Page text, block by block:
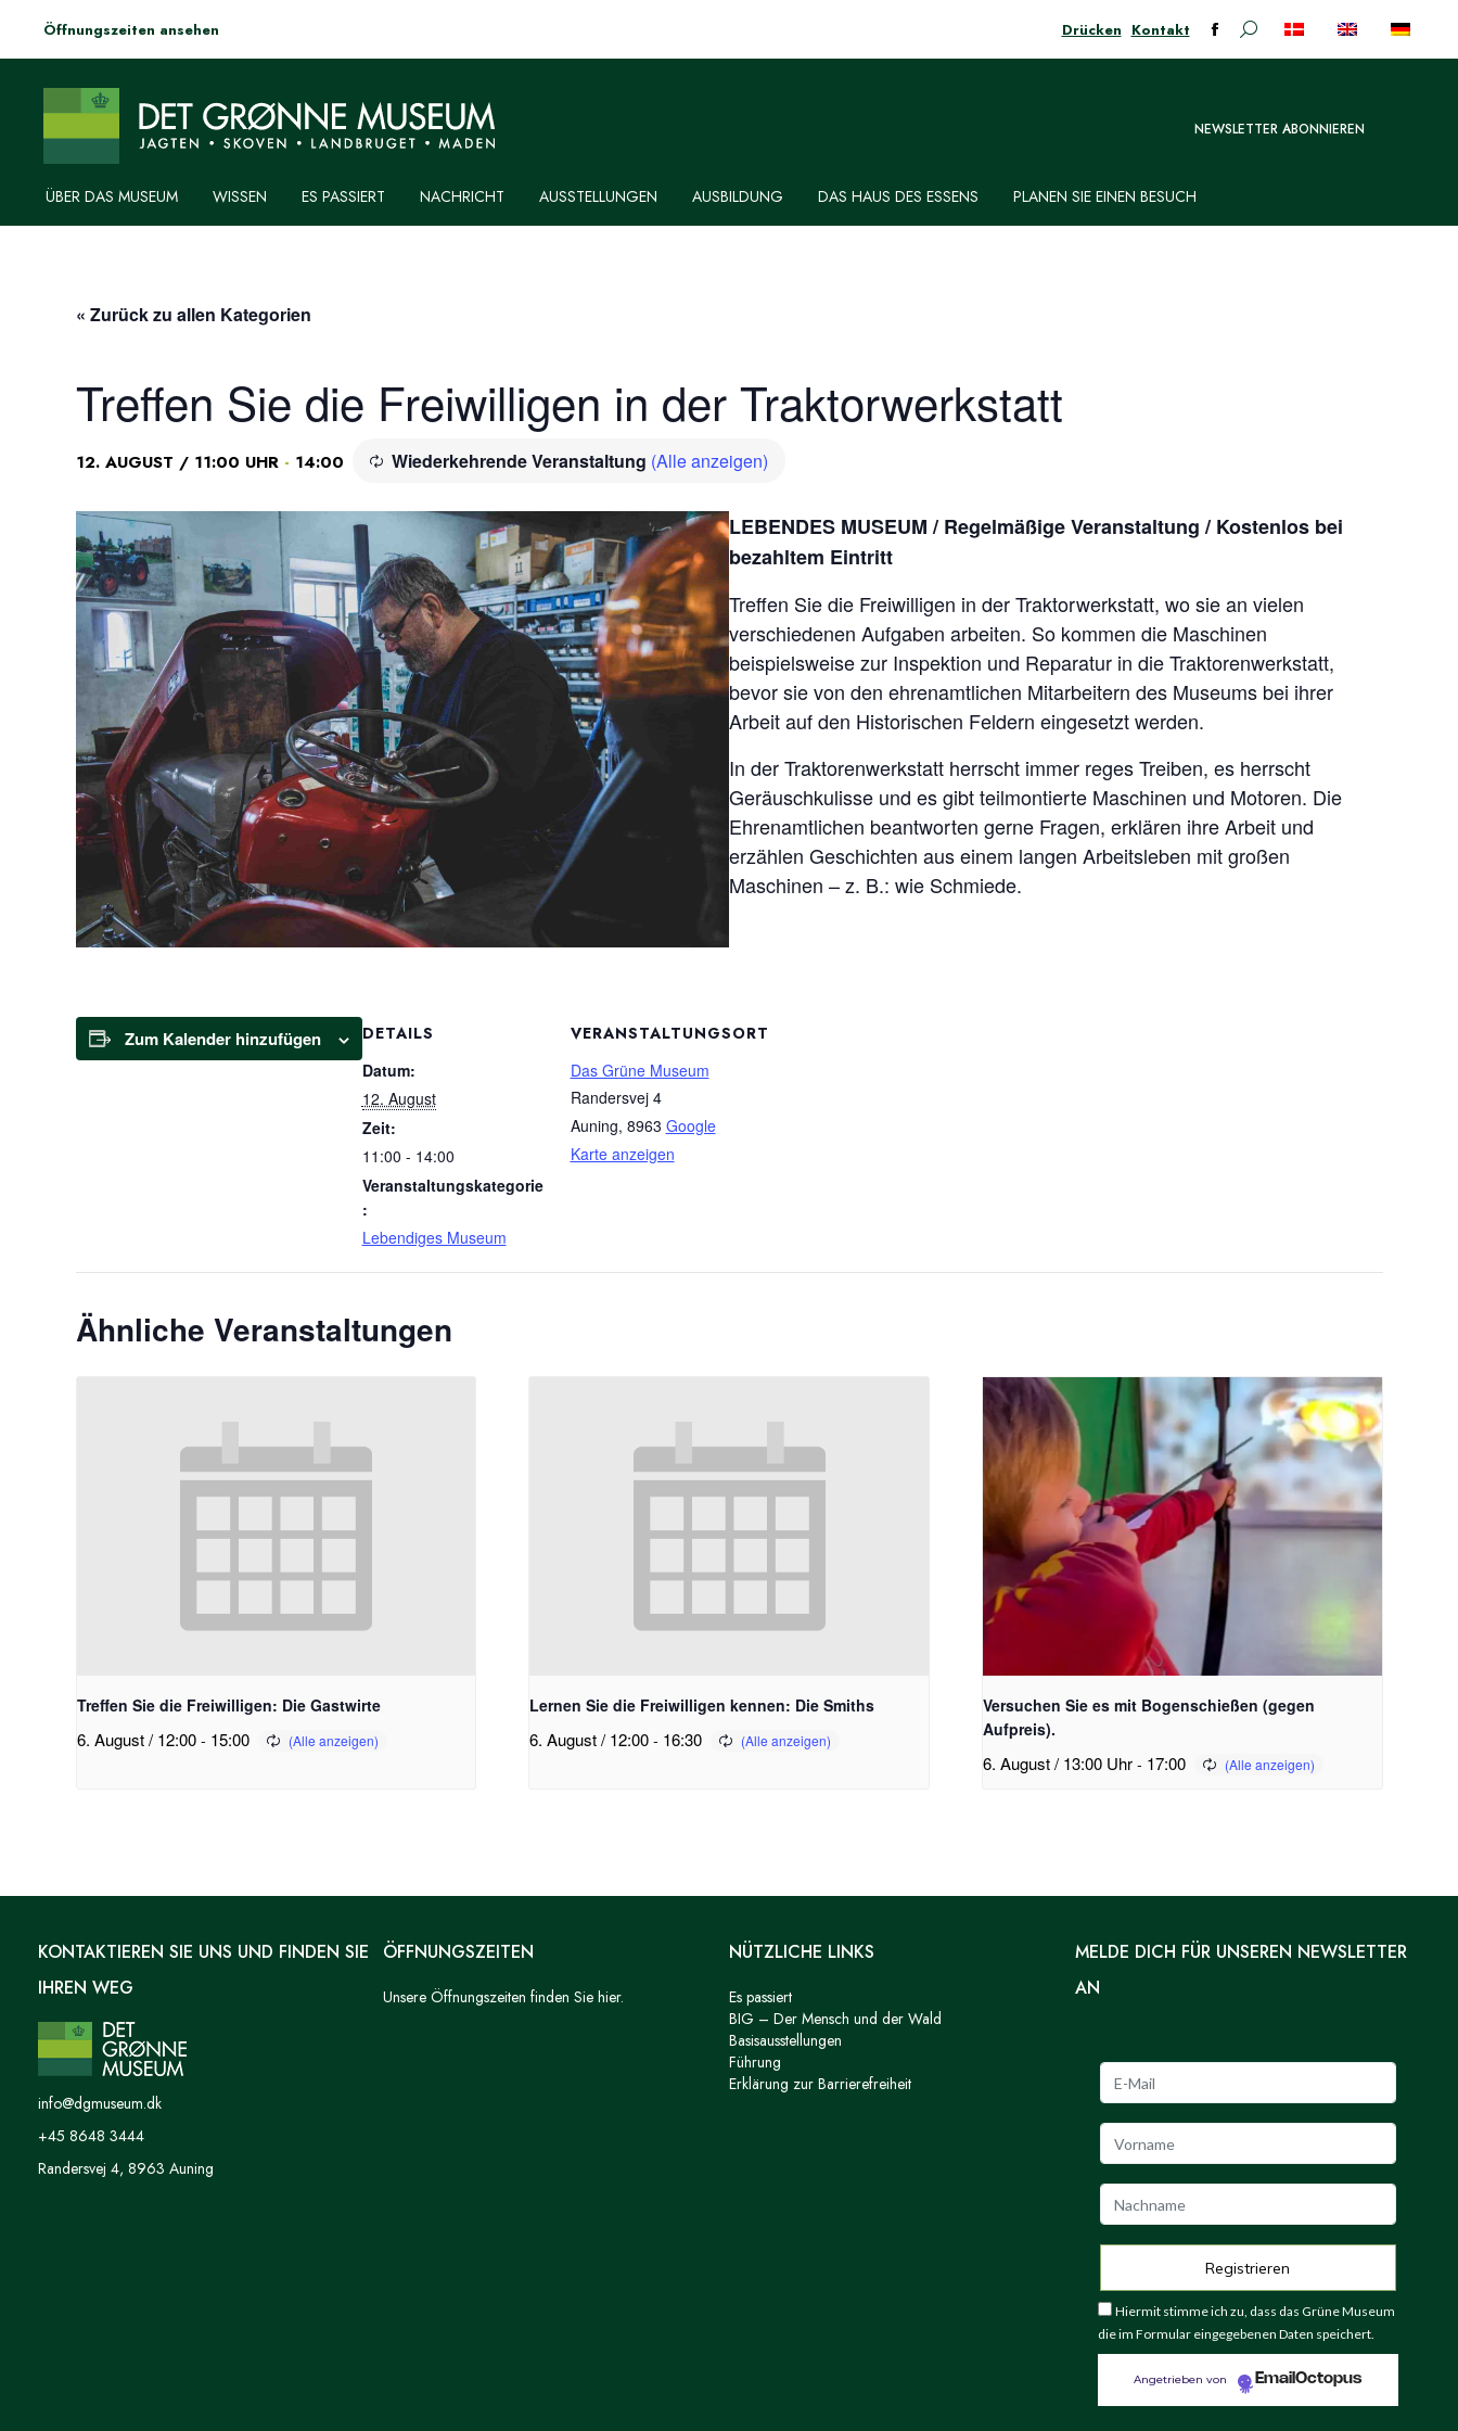
Öffnungszeiten ansehen Drücken Kontakt
Facebook-
in
Suchen:
NEWSLETTER ABONNIEREN
ÜBER DAS MUSEUM WISSEN ES PASSIERT NACHRICHT AUSSTELLUNGEN AUSBILDUNG DAS HAUS DES ESSENS PLANEN SIE EINEN BESUCH
« Zurück zu allen Kategorien
Treffen Sie die Freiwilligen in der Traktorwerkstatt
12. AUGUST / 11:00 UHR- 14:00 Wiederkehrende Veranstaltung (Alle anzeigen)
LEBENDES MUSEUM / Regelmäßige Veranstaltung / Kostenlos bei
bezahltem Eintritt
Treffen Sie die Freiwilligen in der Traktorwerkstatt, wo sie an vielen
verschiedenen Aufgaben arbeiten. So kommen die Maschinen
beispielsweise zur Inspektion und Reparatur in die Traktorenwerkstatt,
bevor sie von den ehrenamtlichen Mitarbeitern des Museums bei ihrer
Arbeit auf den Historischen Feldern eingesetzt werden.
In der Traktorenwerkstatt herrscht immer reges Treiben, es herrscht
Geräuschkulisse und es gibt teilmontierte Maschinen und Motoren. Die
Ehrenamtlichen beantworten gerne Fragen, erklären ihre Arbeit und
erzählen Geschichten aus einem langen Arbeitsleben mit großen
Maschinen – z. B.: wie Schmiede.
Zum Kalender hinzufügen
DETAILS
Datum:
12. August
Zeit:
11:00 - 14:00
Veranstaltungskategorie
:
Lebendiges Museum
VERANSTALTUNGSORT
Das Grüne Museum
Randersvej 4
Auning, 8963 Google
Karte anzeigen
Ähnliche Veranstaltungen
Treffen Sie die Freiwilligen: Die Gastwirte
6. August / 12:00 - 15:00
Lernen Sie die Freiwilligen kennen: Die Smiths
6. August / 12:00 - 16:30
Versuchen Sie es mit Bogenschießen (gegen
Aufpreis).
6. August / 13:00 Uhr- 17:00
KONTAKTIEREN SIE UNS UND FINDEN SIE
IHREN WEG
info@dgmuseum.dk
+45 8648 3444
Randersvej 4, 8963 Auning
ÖFFNUNGSZEITEN
Unsere Öffnungszeiten finden Sie hier.
NÜTZLICHE LINKS
Es passiert
BIG – Der Mensch und der Wald
Basisausstellungen
Führung
Erklärung zur Barrierefreiheit
MELDE DICH FÜR UNSEREN NEWSLETTER
AN
Hiermit stimme ich zu, dass das Grüne Museum
die im Formular eingegebenen Daten speichert.
Angetrieben von EmailOctopus